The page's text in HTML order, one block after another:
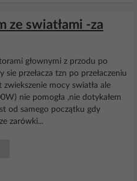
ze swiatłami -za
głownymi z przodu po
sie przełacza tzn po przełaczeniu
zwiekszenie mocy swiatła ale
nie pomogła ,nie dotykałem
od samego początku gdy
zarówki...